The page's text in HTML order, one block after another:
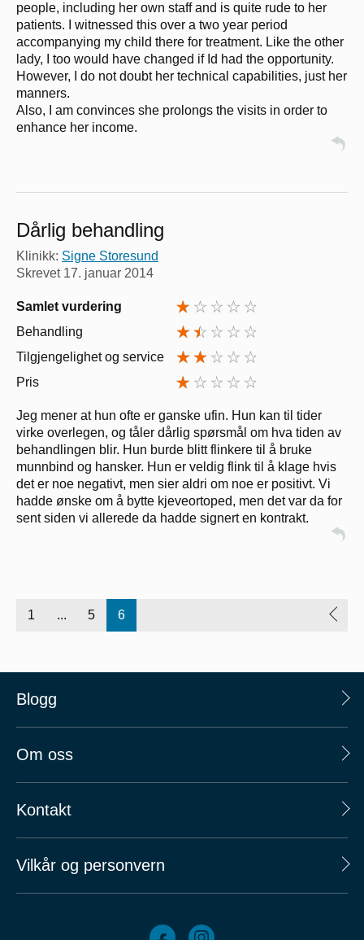
people, including her own staff and is quite rude to her
patients. I witnessed this over a two year period
accompanying my child there for treatment. Like the other
lady, I too would have changed if Id had the opportunity.
However, I do not doubt her technical capabilities, just her
manners.
Also, I am convinces she prolongs the visits in order to
enhance her income.
Dårlig behandling
Klinikk: Signe Storesund
Skrevet 17. januar 2014
Samlet vurdering
Behandling
Tilgjengelighet og service
Pris
Jeg mener at hun ofte er ganske ufin. Hun kan til tider
virke overlegen, og tåler dårlig spørsmål om hva tiden av
behandlingen blir. Hun burde blitt flinkere til å bruke
munnbind og hansker. Hun er veldig flink til å klage hvis
det er noe negativt, men sier aldri om noe er positivt. Vi
hadde ønske om å bytte kjeveortoped, men det var da for
sent siden vi allerede da hadde signert en kontrakt.
1 ... 5 6
Blogg
Om oss
Kontakt
Vilkår og personvern